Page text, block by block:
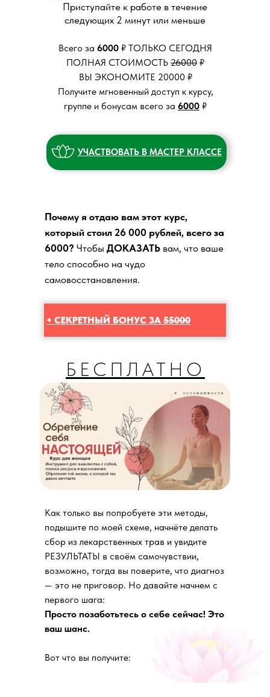
УЧАСТВОВАТЬ В МАСТЕР КЛАССЕ
Всего за 6000 ₽ ТОЛЬКО СЕГОДНЯ
ПОЛНАЯ СТОИМОСТЬ 26000 ₽
ВЫ ЭКОНОМИТЕ 20000 ₽
Получите мгновенный доступ к курсу,
группе и бонусам всего за 6000 ₽
Приступайте к работе в течение
следующих 2 минут или меньше
Как только вы попробуете эти методы,
подышите по моей схеме, начнёте делать
сбор из лекарственных трав и увидите
РЕЗУЛЬТАТЫ в своём самочувствии,
возможно, тогда вы поверите, что диагноз
— это не приговор. Но давайте начнем с
первого шага:
Просто позаботьтесь о себе сейчас! Это
ваш шанс.
Вот что вы получите:
Почему я отдаю вам этот курс,
который стоил 26 000 рублей, всего за
6000? Чтобы ДОКАЗАТЬ вам, что ваше
тело способно на чудо
самовосстановления.
БЕСПЛАТНО
+ СЕКРЕТНЫЙ БОНУС ЗА 55000
комп текст 709
планш 685
планш 560
тел 302
комп текст 709
планш 646
планш 560